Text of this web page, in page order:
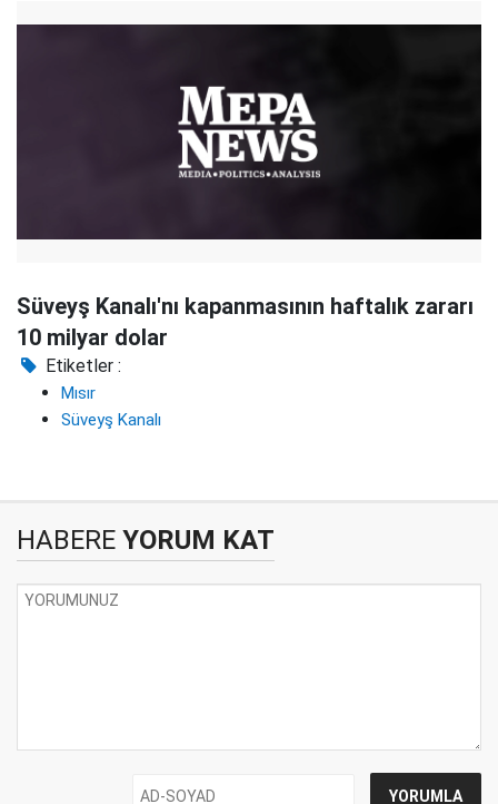
Süveyş Kanalı'nı kapanmasının haftalık zararı
10 milyar dolar
Etiketler :
Mısır
Süveyş Kanalı
HABERE YORUM KAT